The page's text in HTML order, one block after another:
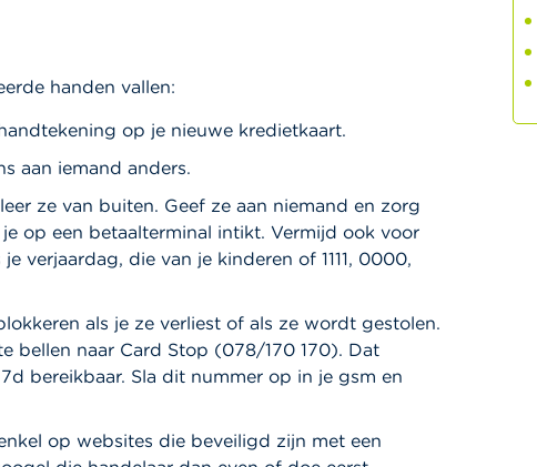
handen vallen:
op je nieuwe kredietkaart.
aan iemand anders.
ze van buiten. Geef ze aan niemand en zorg
op een betaalterminal intikt. Vermijd ook voor
verjaardag, die van je kinderen of 1111, ­0000,
als je ze verliest of als ze wordt gestolen.
bellen naar Card Stop (078/170 170). Dat
bereikbaar. Sla dit nummer op in je gsm en
op websites die beveiligd zijn met een